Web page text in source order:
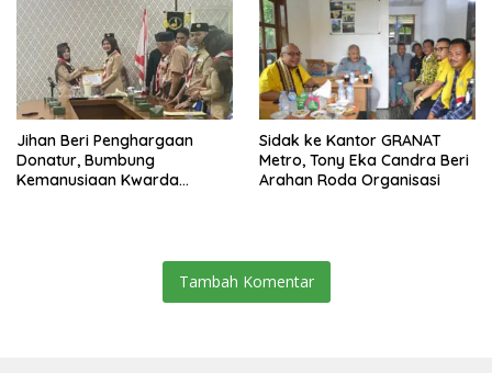
Jihan Beri Penghargaan
Donatur, Bumbung
Kemanusiaan Kwarda
‎Sidak ke Kantor GRANAT
Metro, Tony Eka Candra Beri
Arahan Roda Organisasi
Tambah Komentar